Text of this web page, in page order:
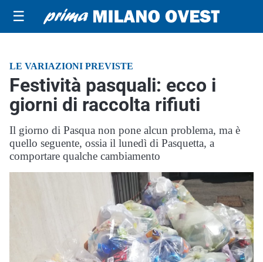
☰
LE VARIAZIONI PREVISTE
Festività pasquali: ecco i
giorni di raccolta rifiuti
Il giorno di Pasqua non pone alcun problema, ma è
quello seguente, ossia il lunedì di Pasquetta, a
comportare qualche cambiamento